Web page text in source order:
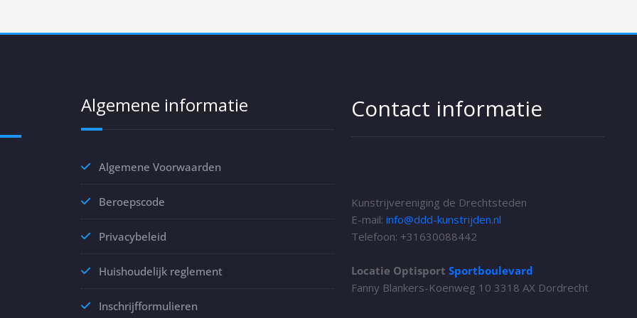
Algemene informatie
Algemene Voorwaarden
Beroepscode
Privacybeleid
Huishoudelijk reglement
Inschrijfformulieren
Contact informatie
Kunstrijvereniging de Drechtsteden
E-mail: info@ddd-kunstrijden.nl
Telefoon: +31 630088442
Locatie Optisport Sportboulevard
Fanny Blankers-Koenweg 10 3318 AX Dordrecht